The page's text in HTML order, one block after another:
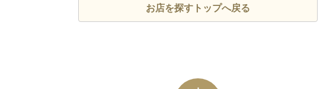
お店を探すトップへ戻る